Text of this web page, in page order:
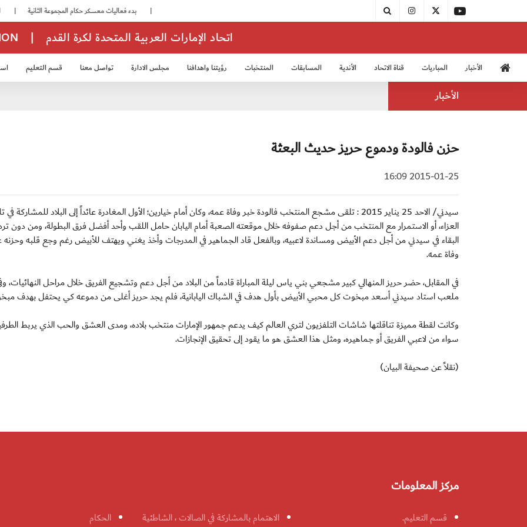
| اتحاد الإمارات العربية المتحدة لكرة القدم
الأخبار المباريات قناة الاتحاد الأندية المسابقات المنتخبات رؤيتنا واهدافنا مجلس الادارة تواصل معنا قسم التعليم
الأخبار
حزن فالودة ودموع حريز حديث البعثة
2015-01-25 16:09
سيدني/ الاحد 25 يناير 2015 : تلقى مشجع المنتخب فالودة خبر وفاة عمه، وكان أمام خيارين؛ الأول المغادرة عائداً إلى البلاد للمشاركة
العزاء، أو الاستمرار مع المنتخب من أجل دعم صفوفه خلال موقعته الصعبة أمام اليابان حامل اللقب وأحد أفضل فرق البطولة، ومن دون
البقاء في سيدني من أجل دعم الأبيض ومساندة لاعبيه، وبالفعل قاد الجماهير في المدرجات وأخذ يغني ويهتف للأبيض رغم وجع قلبه
وفاة عمه.
في المقابل، حضر حريز المنهالي كبير مشجعي بني ياس ليلة المباراة قادماً من البلاد من أجل دعم وتشجيع الفريق خلال مراحل النهائيات،
ملعب استاد سيدني أسعد مبخوت كل محبي الأبيض بأول هدف في الشباك اليابانية، فلم يجد حريز أغلى من دموعه كي يحتفل بهدف
وكانت لقطة مميزة تناقلتها شاشات التلفزيون لتري العالم كيف يدعم جمهور الإمارات منتخب بلاده، ومدى العشق والحب الذي يربط
سواء من لاعبي الفريق أو جماهيره، ومثل هذا العشق هو ما يقود إلى تحقيق الإنجازات.
(نقلاً عن صحيفة البيان)
مركز المعلومات
قسم التعليم.
الاهتمام بالمشاركة في الصالات ، الشاطئية
الحكام